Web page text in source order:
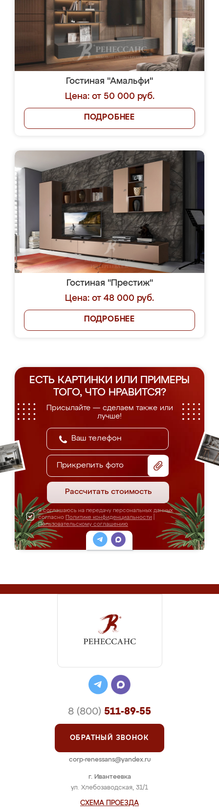
Гостиная "Амальфи"
Цена: от 50 000 руб.
ПОДРОБНЕЕ
Гостиная "Престиж"
Цена: от 48 000 руб.
ПОДРОБНЕЕ
ЕСТЬ КАРТИНКИ ИЛИ ПРИМЕРЫ
ТОГО, ЧТО НРАВИТСЯ?
Присылайте — сделаем также или
лучше!
Прикрепить фото
Рассчитать стоимость
Я соглашаюсь на передачу персональных данных
согласно Политике конфиденциальности
Пользовательскому соглашению
г. Ивантеевка
ул. Хлебозаводская, 31/1
СХЕМА ПРОЕЗДА
8 (800) 511-89-55
ОБРАТНЫЙ ЗВОНОК
corp-renessans@yandex.ru